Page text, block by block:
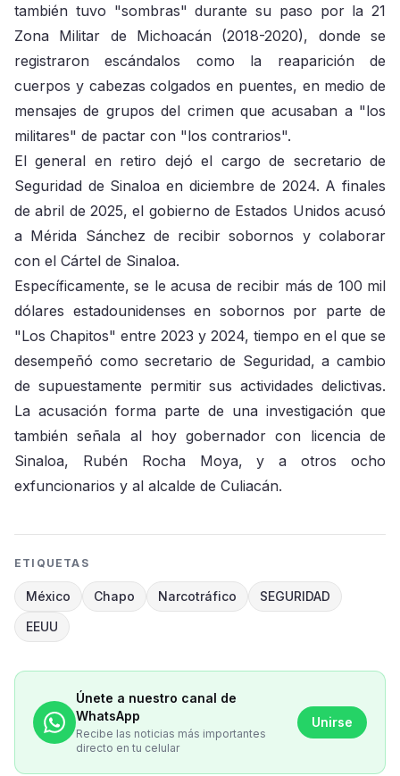
también tuvo "sombras" durante su paso por la 21
Zona Militar de Michoacán (2018-2020), donde se
registraron escándalos como la reaparición de
cuerpos y cabezas colgados en puentes, en medio de
mensajes de grupos del crimen que acusaban a "los
militares" de pactar con "los contrarios".
El general en retiro dejó el cargo de secretario de
Seguridad de Sinaloa en diciembre de 2024. A finales
de abril de 2025, el gobierno de Estados Unidos acusó
a Mérida Sánchez de recibir sobornos y colaborar
con el Cártel de Sinaloa.
Específicamente, se le acusa de recibir más de 100 mil
dólares estadounidenses en sobornos por parte de
"Los Chapitos" entre 2023 y 2024, tiempo en el que se
desempeñó como secretario de Seguridad, a cambio
de supuestamente permitir sus actividades delictivas.
La acusación forma parte de una investigación que
también señala al hoy gobernador con licencia de
Sinaloa, Rubén Rocha Moya, y a otros ocho
exfuncionarios y al alcalde de Culiacán.
ETIQUETAS
México Chapo Narcotráfico
SEGURIDAD
EEUU
Únete a nuestro canal de
WhatsApp
Recibe las noticias más importantes
directo en tu celular
Unirse